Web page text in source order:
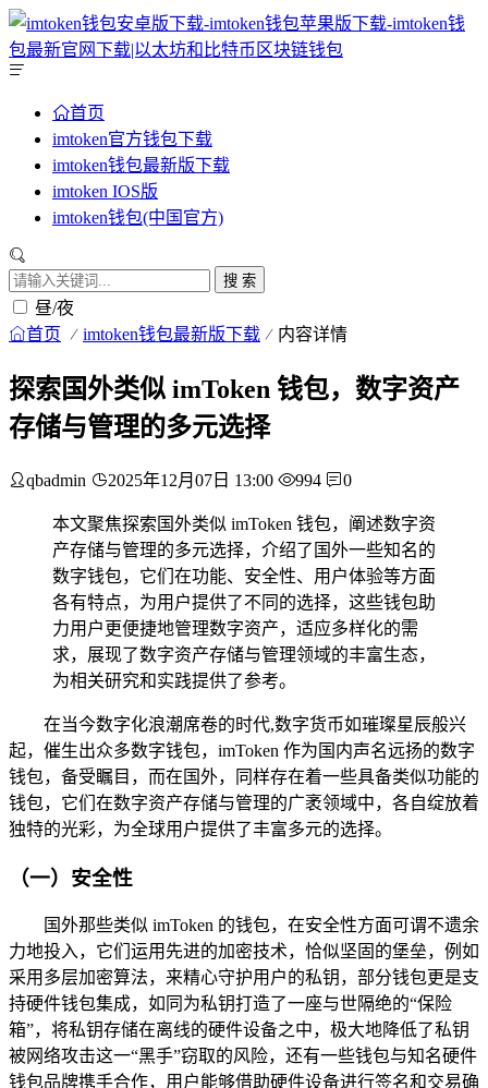
首页
imtoken官方钱包下载
imtoken钱包最新版下载
imtoken IOS版
imtoken钱包(中国官方)
搜 索
昼/夜
首页 imtoken钱包最新版下载 内容详情
探索国外类似 imToken 钱包，数字资产
存储与管理的多元选择
qbadmin 2025年12月07日 13:00 994 0
本文聚焦探索国外类似 imToken 钱包，阐述数字资
产存储与管理的多元选择，介绍了国外一些知名的
数字钱包，它们在功能、安全性、用户体验等方面
各有特点，为用户提供了不同的选择，这些钱包助
力用户更便捷地管理数字资产，适应多样化的需
求，展现了数字资产存储与管理领域的丰富生态，
为相关研究和实践提供了参考。
在当今数字化浪潮席卷的时代,数字货币如璀璨星辰般兴
起，催生出众多数字钱包，imToken 作为国内声名远扬的数字
钱包，备受瞩目，而在国外，同样存在着一些具备类似功能的
钱包，它们在数字资产存储与管理的广袤领域中，各自绽放着
独特的光彩，为全球用户提供了丰富多元的选择。
（一）安全性
国外那些类似 imToken 的钱包，在安全性方面可谓不遗余
力地投入，它们运用先进的加密技术，恰似坚固的堡垒，例如
采用多层加密算法，来精心守护用户的私钥，部分钱包更是支
持硬件钱包集成，如同为私钥打造了一座与世隔绝的“保险
箱”，将私钥存储在离线的硬件设备之中，极大地降低了私钥
被网络攻击这一“黑手”窃取的风险，还有一些钱包与知名硬件
钱包品牌携手合作，用户能够借助硬件设备进行签名和交易确